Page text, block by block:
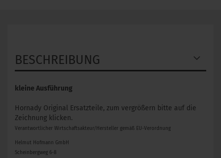
BESCHREIBUNG
kleine Ausführung
Hornady Original Ersatzteile, zum vergrößern bitte auf die
Zeichnung klicken.
Verantwortlicher Wirtschaftsakteur/Hersteller gemäß EU-Verordnung
Helmut Hofmann GmbH
Scheinbergweg 6-8